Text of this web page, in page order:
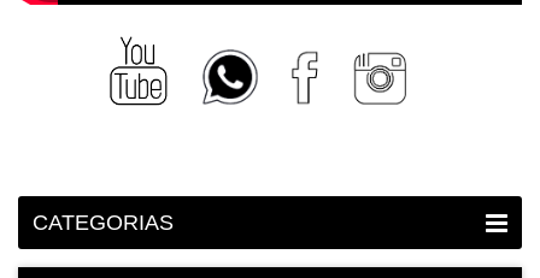
CATEGORIAS